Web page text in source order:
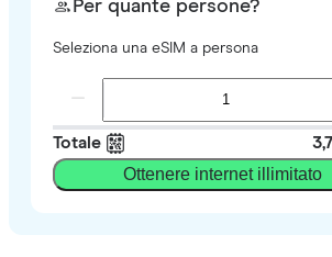
Per quante persone?
Seleziona una eSIM a persona
Totale
Ottenere internet illimitato